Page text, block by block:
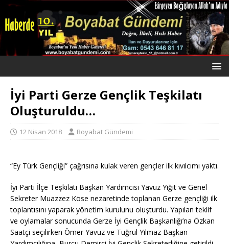
İyi Parti Gerze Gençlik Teşkilatı
Oluşturuldu…
12 Nisan 2018 Boyabat Gündemi
“Ey Türk Gençliği” çağrısına kulak veren gençler ilk kıvılcımı yaktı.
İyi Parti İlçe Teşkilatı Başkan Yardımcısı Yavuz Yiğit ve Genel
Sekreter Muazzez Köse nezaretinde toplanan Gerze gençliği ilk
toplantısını yaparak yönetim kurulunu oluşturdu. Yapılan teklif
ve oylamalar sonucunda Gerze İyi Gençlik Başkanlığı’na Özkan
Saatçi seçilirken Ömer Yavuz ve Tuğrul Yılmaz Başkan